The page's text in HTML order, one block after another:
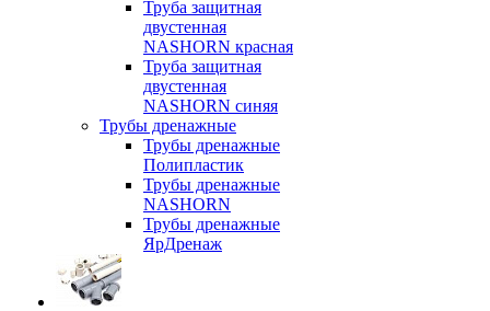
Труба защитная
двустенная
NASHORN красная
Труба защитная
двустенная
NASHORN синяя
Трубы дренажные
Трубы дренажные
Полипластик
Трубы дренажные
NASHORN
Трубы дренажные
ЯрДренаж